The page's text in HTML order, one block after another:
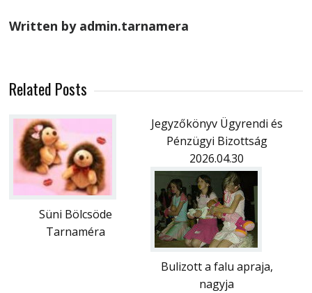
Written by admin.tarnamera
Related Posts
Süni Bölcsöde
Tarnaméra
Jegyzőkönyv Ügyrendi és
Pénzügyi Bizottság
2026.04.30
Bulizott a falu apraja,
nagyja